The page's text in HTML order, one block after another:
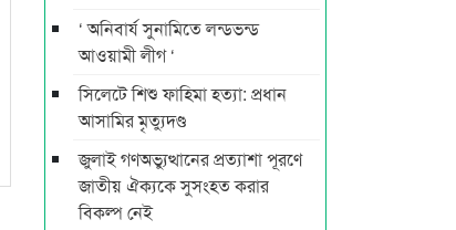
‘ অনিবার্য সুনামিতে লন্ডভন্ড
আওয়ামী লীগ ‘
সিলেটে শিশু ফাহিমা হত্যা: প্রধান
আসামির মৃত্যুদণ্ড
জুলাই গণঅভ্যুত্থানের প্রত্যাশা পূরণে
জাতীয় ঐক্যকে সুসংহত করার
বিকল্প নেই